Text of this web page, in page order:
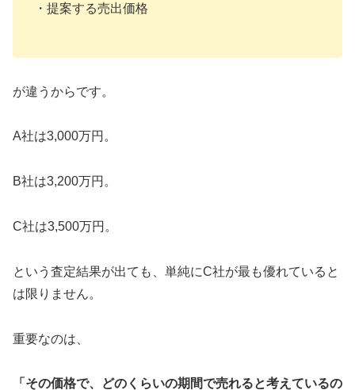
・提案する売出価格
が違うからです。
A社は3,000万円。
B社は3,200万円。
C社は3,500万円。
という査定結果が出ても、単純にC社が最も優れていると
は限りません。
重要なのは、
「その価格で、どのくらいの期間で売れると考えているの